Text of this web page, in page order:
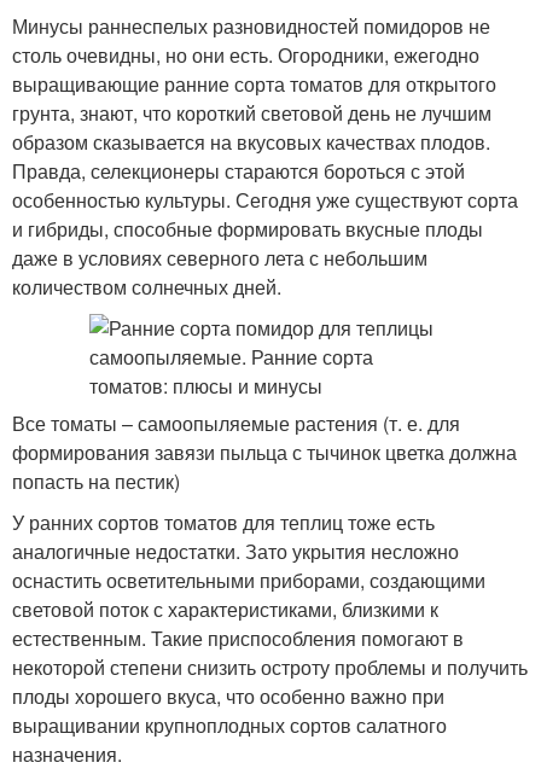
Минусы раннеспелых разновидностей помидоров не
столь очевидны, но они есть. Огородники, ежегодно
выращивающие ранние сорта томатов для открытого
грунта, знают, что короткий световой день не лучшим
образом сказывается на вкусовых качествах плодов.
Правда, селекционеры стараются бороться с этой
особенностью культуры. Сегодня уже существуют сорта
и гибриды, способные формировать вкусные плоды
даже в условиях северного лета с небольшим
количеством солнечных дней.
Все томаты – самоопыляемые растения (т. е. для
формирования завязи пыльца с тычинок цветка должна
попасть на пестик)
У ранних сортов томатов для теплиц тоже есть
аналогичные недостатки. Зато укрытия несложно
оснастить осветительными приборами, создающими
световой поток с характеристиками, близкими к
естественным. Такие приспособления помогают в
некоторой степени снизить остроту проблемы и получить
плоды хорошего вкуса, что особенно важно при
выращивании крупноплодных сортов салатного
назначения.